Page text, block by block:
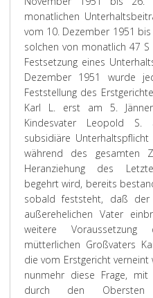
monatlichen
vom 10. Dezember 1951
solchen von monatlich 47
Festsetzung eines
Dezember 1951 wurde
Feststellung des
Karl L. erst am 5.
Kindesvater Leopold
subsidiäre
während des gesamten
Heranziehung des
begehrt wird, bereits
sobald feststeht, daß
außerehelichen Vater
weitere
mütterlichen Großvaters
die vom Erstgericht verneint
nunmehr diese Frage,
durch den Obersten